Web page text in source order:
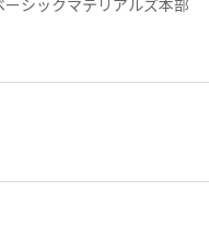
ーシックマテリアルズ本部